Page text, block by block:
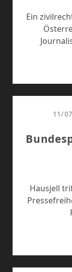
Ein
11/
Hausjell